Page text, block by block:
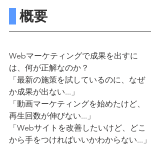
概要
Webマーケティングで成果を出すに
は、何が正解なのか？
「最新の施策を試しているのに、なぜ
か成果が出ない...」
「動画マーケティングを始めたけど、
再生回数が伸びない...」
「Webサイトを改善したいけど、どこ
から手をつければいいかわからない...」